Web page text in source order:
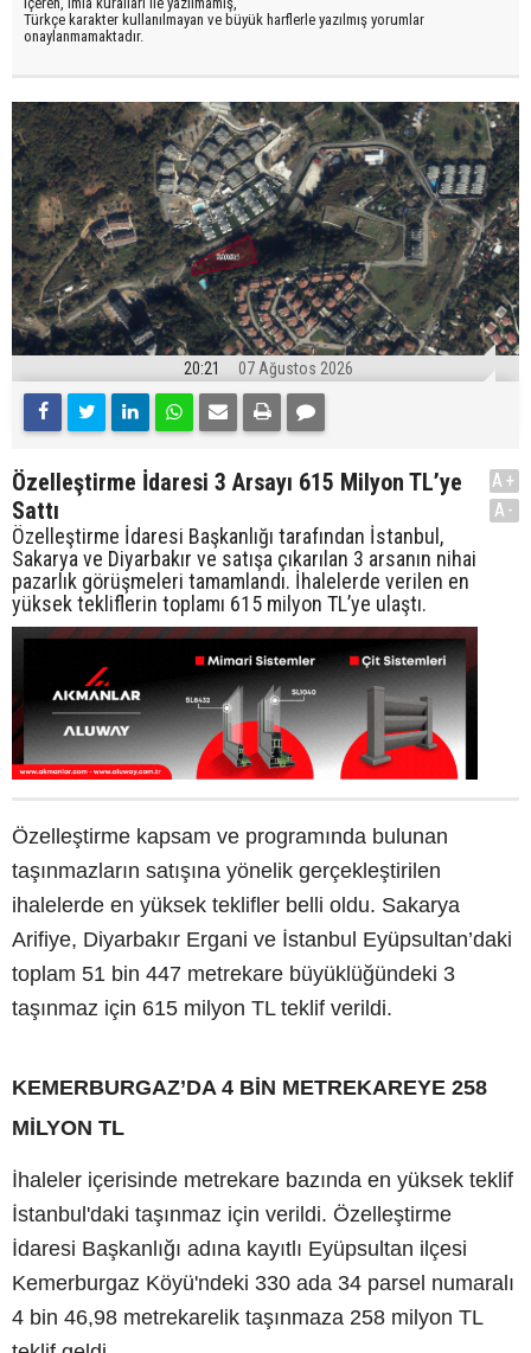
Türkçe karakter kullanılmayan ve büyük harflerle yazılmış yorumlar
onaylanmamaktadır.
20:21 07 Ağustos 2026
Özelleştirme İdaresi 3 Arsayı 615 Milyon TL’ye
Sattı
Özelleştirme İdaresi Başkanlığı tarafından İstanbul,
Sakarya ve Diyarbakır ve satışa çıkarılan 3 arsanın nihai
pazarlık görüşmeleri tamamlandı. İhalelerde verilen en
yüksek tekliflerin toplamı 615 milyon TL’ye ulaştı.
A+
A-
Özelleştirme kapsam ve programında bulunan
taşınmazların satışına yönelik gerçekleştirilen
ihalelerde en yüksek teklifler belli oldu. Sakarya
Arifiye, Diyarbakır Ergani ve İstanbul Eyüpsultan’daki
toplam 51 bin 447 metrekare büyüklüğündeki 3
taşınmaz için 615 milyon TL teklif verildi.
KEMERBURGAZ’DA 4 BİN METREKAREYE 258
MİLYON TL
İhaleler içerisinde metrekare bazında en yüksek teklif
İstanbul'daki taşınmaz için verildi. Özelleştirme
İdaresi Başkanlığı adına kayıtlı Eyüpsultan ilçesi
Kemerburgaz Köyü'ndeki 330 ada 34 parsel numaralı
4 bin 46,98 metrekarelik taşınmaza 258 milyon TL